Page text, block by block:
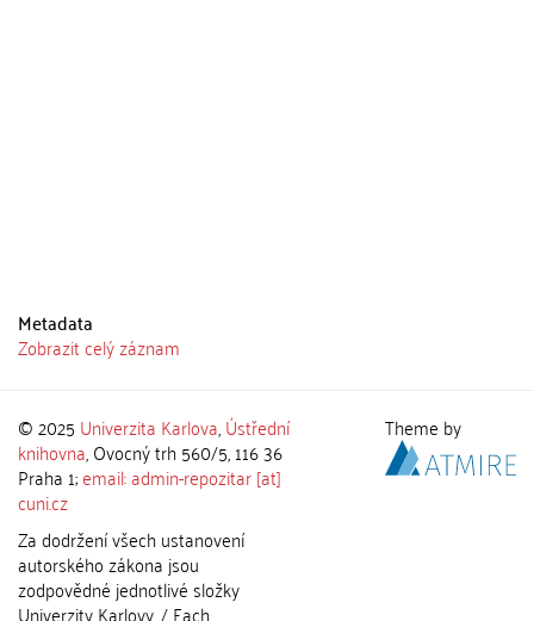
Metadata
Zobrazit celý záznam
© 2025 Univerzita Karlova,Ústřední
knihovna, Ovocný trh 560/5, 116 36
Praha 1;email: admin-repozitar [at]
cuni.cz
Za dodržení všech ustanovení
autorského zákona jsou
zodpovědné jednotlivé složky
Univerzity Karlovy. / Each
Theme by